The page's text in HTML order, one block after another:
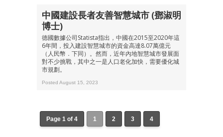
中國建設長者友善智慧城市 (鄧淑明
博士)
德國數據公司Statista指出，中國在2015至2020年這
6年間，投入建設智慧城市的資金高達8.07萬億元
（人民幣．下同）。然而，近年內地智慧城市發展面
對不少挑戰，其中之一是人口老化加快，需要優化城
市規劃。
Posted August 15, 2023
Page 1 of 4 1 2 3 4